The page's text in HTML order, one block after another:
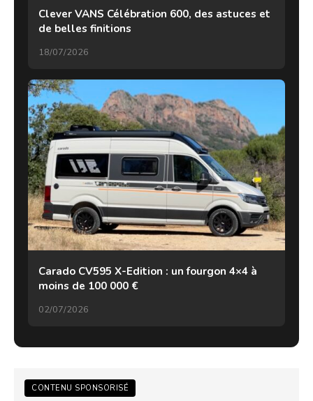
Clever VANS Célébration 600, des astuces et
de belles finitions
18/07/2026
Carado CV595 X-Edition : un fourgon 4×4 à
moins de 100 000 €
02/07/2026
CONTENU SPONSORISÉ